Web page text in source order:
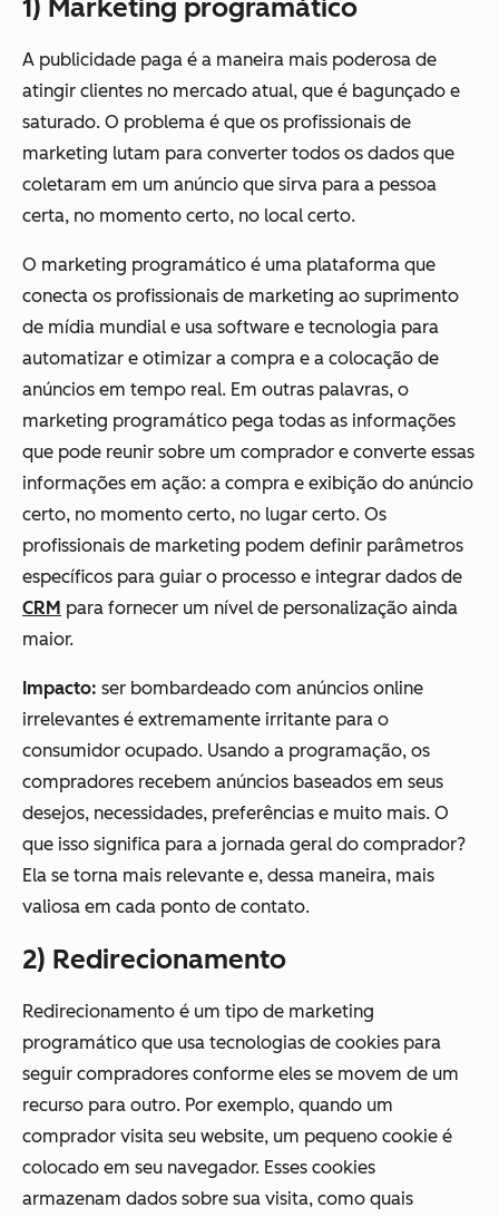
1) Marketing programático
A publicidade paga é a maneira mais poderosa de
atingir clientes no mercado atual, que é bagunçado e
saturado. O problema é que os profissionais de
marketing lutam para converter todos os dados que
coletaram em um anúncio que sirva para a pessoa
certa, no momento certo, no local certo.
O marketing programático é uma plataforma que
conecta os profissionais de marketing ao suprimento
de mídia mundial e usa software e tecnologia para
automatizar e otimizar a compra e a colocação de
anúncios em tempo real. Em outras palavras, o
marketing programático pega todas as informações
que pode reunir sobre um comprador e converte essas
informações em ação: a compra e exibição do anúncio
certo, no momento certo, no lugar certo. Os
profissionais de marketing podem definir parâmetros
específicos para guiar o processo e integrar dados de
CRM para fornecer um nível de personalização ainda
maior.
Impacto: ser bombardeado com anúncios online
irrelevantes é extremamente irritante para o
consumidor ocupado. Usando a programação, os
compradores recebem anúncios baseados em seus
desejos, necessidades, preferências e muito mais. O
que isso significa para a jornada geral do comprador?
Ela se torna mais relevante e, dessa maneira, mais
valiosa em cada ponto de contato.
2) Redirecionamento
Redirecionamento é um tipo de marketing
programático que usa tecnologias de cookies para
seguir compradores conforme eles se movem de um
recurso para outro. Por exemplo, quando um
comprador visita seu website, um pequeno cookie é
colocado em seu navegador. Esses cookies
armazenam dados sobre sua visita, como quais